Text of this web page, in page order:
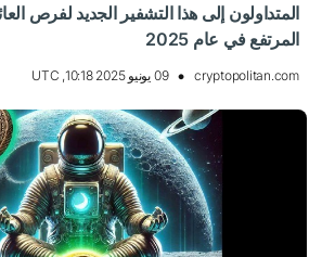
المتداولون إلى هذا التشفير الجديد لفرص
المرتفع في عام 2025
cryptopolitan.com 09 يونيو 2025 10:18, UTC